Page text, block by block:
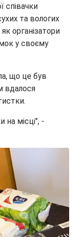
співачки
та вологих
організатори
у своєму
що це був
вдалося
на місці", -